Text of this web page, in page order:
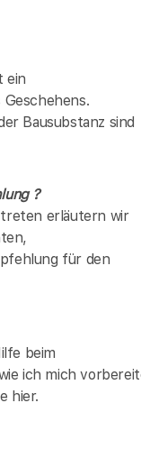
ein
Bausubstanz sind
?
erläutern wir
für den
beim
ich mich
hier.